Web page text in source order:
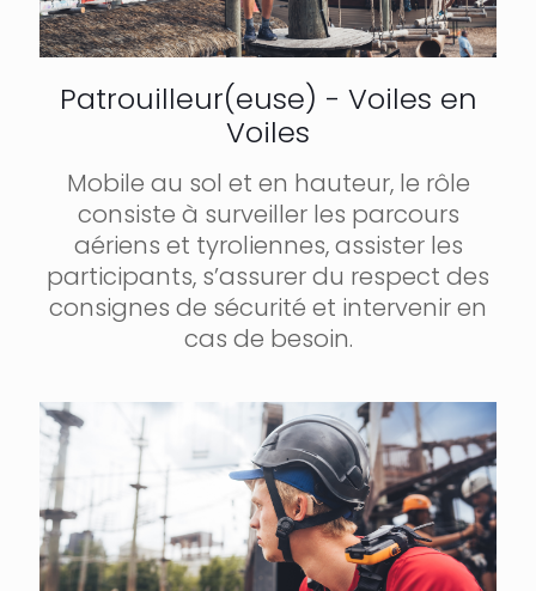
Patrouilleur(euse) - Voiles en
Voiles
Mobile au sol et en hauteur, le rôle
consiste à surveiller les parcours
aériens et tyroliennes, assister les
participants, s’assurer du respect des
consignes de sécurité et intervenir en
cas de besoin.